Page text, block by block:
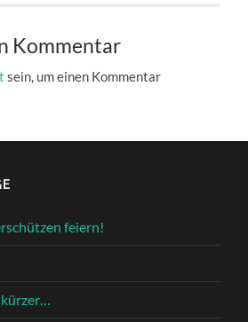
Kommentar
sein, um einen Kommentar
feiern!
kürzer…